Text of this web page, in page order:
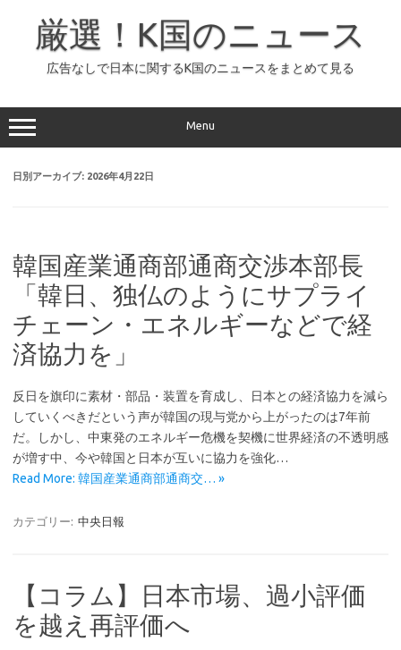
ッ
プ
厳選！K国のニュース
広告なしで日本に関するK国のニュースをまとめて見る
Menu
日別アーカイブ: 2026年4月22日
韓国産業通商部通商交渉本部長
「韓日、独仏のようにサプライ
チェーン・エネルギーなどで経
済協力を」
反日を旗印に素材・部品・装置を育成し、日本との経済協力を減ら
していくべきだという声が韓国の現与党から上がったのは7年前
だ。しかし、中東発のエネルギー危機を契機に世界経済の不透明感
が増す中、今や韓国と日本が互いに協力を強化…
Read More: 韓国産業通商部通商交… »
カテゴリー: 中央日報
【コラム】日本市場、過小評価
を越え再評価へ